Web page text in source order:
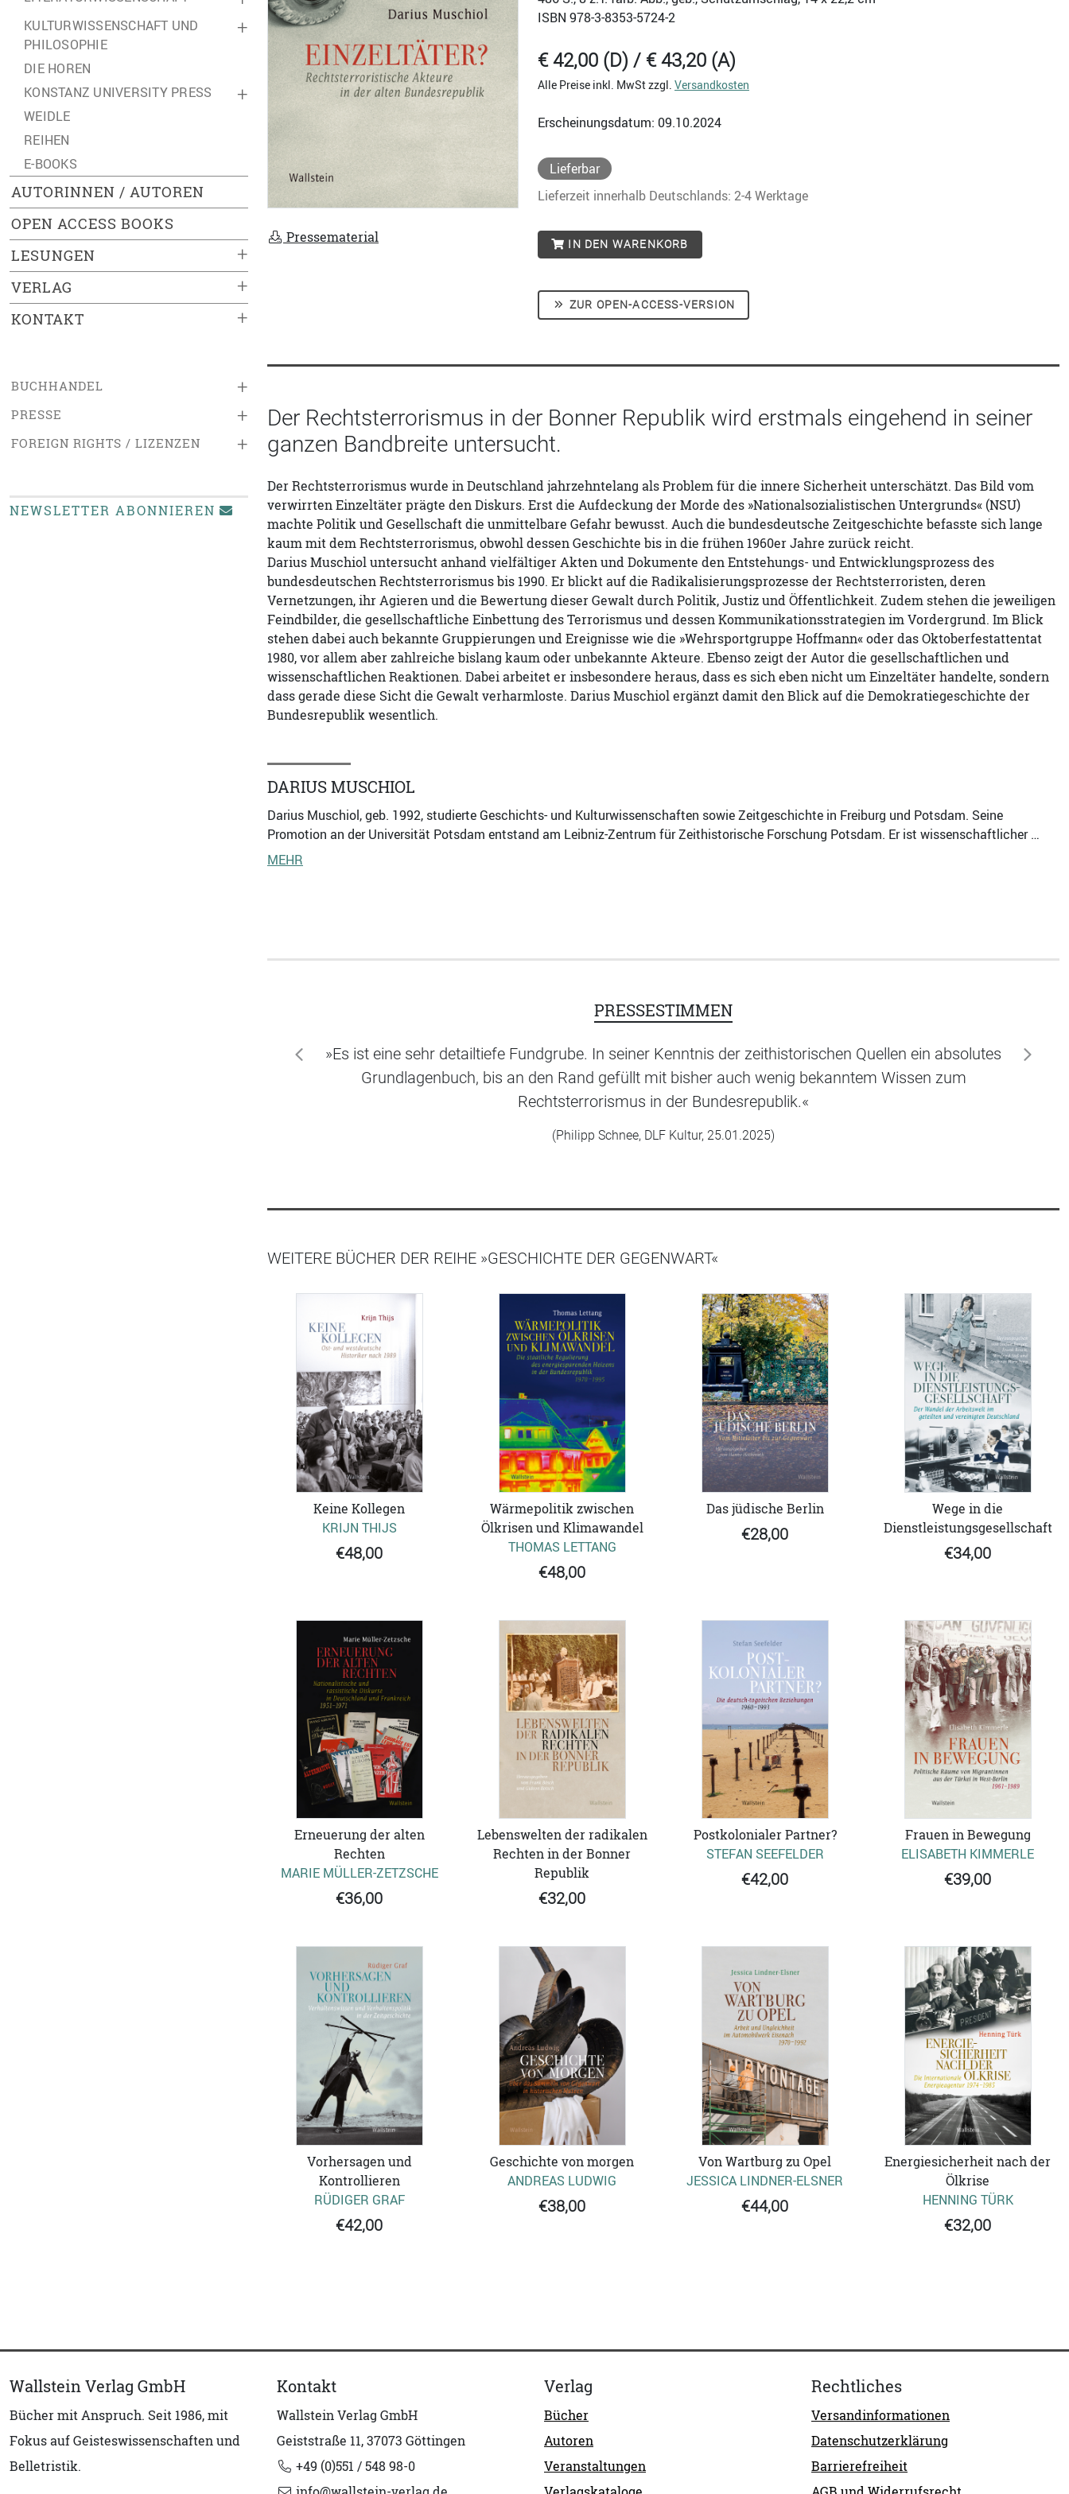
+
KULTURWISSENSCHAFT UND
PHILOSOPHIE
DIE HOREN
+
KONSTANZ UNIVERSITY PRESS
WEIDLE
REIHEN
E-BOOKS
AUTORINNEN / AUTOREN
OPEN ACCESS BOOKS
+
LESUNGEN
+
VERLAG
+
KONTAKT
+
BUCHHANDEL
+
PRESSE
+
FOREIGN RIGHTS / LIZENZEN
NEWSLETTER ABONNIEREN
Pressematerial
ISBN 978-3-8353-5724-2
€ 42,00 (D) / € 43,20 (A)
Alle Preise inkl. MwSt zzgl. Versandkosten
Erscheinungsdatum: 09.10.2024
Lieferbar
Lieferzeit innerhalb Deutschlands: 2-4 Werktage
IN DEN WARENKORB
ZUR OPEN-ACCESS-VERSION
Der Rechtsterrorismus in der Bonner Republik wird erstmals eingehend in seiner
ganzen Bandbreite untersucht.
Der Rechtsterrorismus wurde in Deutschland jahrzehntelang als Problem für die innere Sicherheit unterschätzt. Das Bild vom
verwirrten Einzeltäter prägte den Diskurs. Erst die Aufdeckung der Morde des »Nationalsozialistischen Untergrunds« (NSU)
machte Politik und Gesellschaft die unmittelbare Gefahr bewusst. Auch die bundesdeutsche Zeitgeschichte befasste sich lange
kaum mit dem Rechtsterrorismus, obwohl dessen Geschichte bis in die frühen 1960er Jahre zurück reicht.
Darius Muschiol untersucht anhand vielfältiger Akten und Dokumente den Entstehungs- und Entwicklungsprozess des
bundesdeutschen Rechtsterrorismus bis 1990. Er blickt auf die Radikalisierungsprozesse der Rechtsterroristen, deren
Vernetzungen, ihr Agieren und die Bewertung dieser Gewalt durch Politik, Justiz und Öffentlichkeit. Zudem stehen die jeweiligen
Feindbilder, die gesellschaftliche Einbettung des Terrorismus und dessen Kommunikationsstrategien im Vordergrund. Im Blick
stehen dabei auch bekannte Gruppierungen und Ereignisse wie die »Wehrsportgruppe Hoffmann« oder das Oktoberfestattentat
1980, vor allem aber zahlreiche bislang kaum oder unbekannte Akteure. Ebenso zeigt der Autor die gesellschaftlichen und
wissenschaftlichen Reaktionen. Dabei arbeitet er insbesondere heraus, dass es sich eben nicht um Einzeltäter handelte, sondern
dass gerade diese Sicht die Gewalt verharmloste. Darius Muschiol ergänzt damit den Blick auf die Demokratiegeschichte der
Bundesrepublik wesentlich.
DARIUS MUSCHIOL
Darius Muschiol, geb. 1992, studierte Geschichts- und Kulturwissenschaften sowie Zeitgeschichte in Freiburg und Potsdam. Seine
Promotion an der Universität Potsdam entstand am Leibniz-Zentrum für Zeithistorische Forschung Potsdam. Er ist wissenschaftlicher …
MEHR
PRESSESTIMMEN
»Es ist eine sehr detailtiefe Fundgrube. In seiner Kenntnis der zeithistorischen Quellen ein absolutes
Grundlagenbuch, bis an den Rand gefüllt mit bisher auch wenig bekanntem Wissen zum
Rechtsterrorismus in der Bundesrepublik.«
(Philipp Schnee, DLF Kultur, 25.01.2025)
zurück weiter
WEITERE BÜCHER DER REIHE »GESCHICHTE DER GEGENWART«
Keine Kollegen
KRIJN THIJS
€48,00
Wärmepolitik zwischen
Ölkrisen und Klimawandel
THOMAS LETTANG
€48,00
Das jüdische Berlin
€28,00
Wege in die
Dienstleistungsgesellschaft
€34,00
Erneuerung der alten
Rechten
MARIE MÜLLER-ZETZSCHE
€36,00
Lebenswelten der radikalen
Rechten in der Bonner
Republik
€32,00
Postkolonialer Partner?
STEFAN SEEFELDER
€42,00
Frauen in Bewegung
ELISABETH KIMMERLE
€39,00
Vorhersagen und
Kontrollieren
RÜDIGER GRAF
€42,00
Geschichte von morgen
ANDREAS LUDWIG
€38,00
Von Wartburg zu Opel
JESSICA LINDNER-ELSNER
€44,00
Energiesicherheit nach der
Ölkrise
HENNING TÜRK
€32,00
Wallstein Verlag GmbH
Bücher mit Anspruch. Seit 1986, mit
Fokus auf Geisteswissenschaften und
Belletristik.
Kontakt
Wallstein Verlag GmbH
Geiststraße 11, 37073 Göttingen
+49 (0)551 / 548 98-0
Verlag
Bücher
Autoren
Veranstaltungen
Rechtliches
Versandinformationen
Datenschutzerklärung
Barrierefreiheit